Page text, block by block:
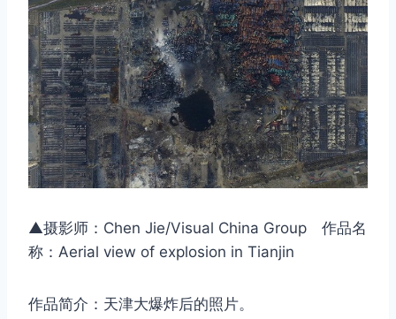
▲摄影师：Chen Jie/Visual China Group 作品名
称：Aerial view of explosion in Tianjin
作品简介：天津大爆炸后的照片。